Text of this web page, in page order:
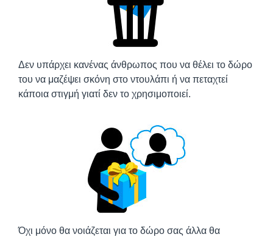
Δεν υπάρχει κανένας άνθρωπος που να θέλει το δώρο
του να μαζέψει σκόνη στο ντουλάπι ή να πεταχτεί
κάποια στιγμή γιατί δεν το χρησιμοποιεί.
Όχι μόνο θα νοιάζεται για το δώρο σας άλλα θα